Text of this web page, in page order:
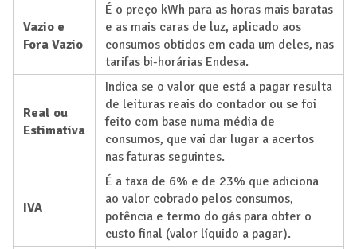
Vazio e
Fora Vazio
É o preço kWh para as horas mais baratas
e as mais caras de luz, aplicado aos
consumos obtidos em cada um deles, nas
tarifas bi-horárias Endesa.
Real ou
Estimativa
Indica se o valor que está a pagar resulta
de leituras reais do contador ou se foi
feito com base numa média de
consumos, que vai dar lugar a acertos
nas faturas seguintes.
IVA
É a taxa de 6% e de 23% que adiciona
ao valor cobrado pelos consumos,
potência e termo do gás para obter o
custo final (valor líquido a pagar).